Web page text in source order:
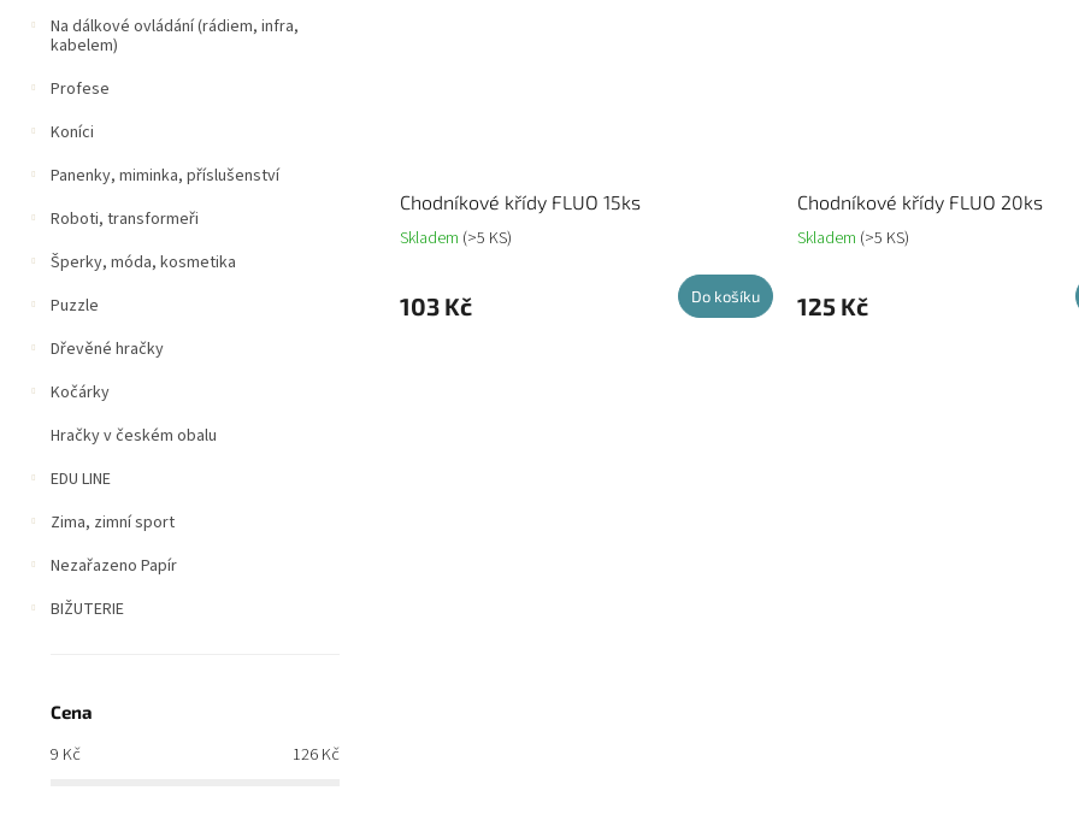
Na dálkové ovládání (rádiem, infra,
kabelem)
Profese
Koníci
Panenky, miminka, příslušenství
Roboti, transformeři
Šperky, móda, kosmetika
Puzzle
Dřevěné hračky
Kočárky
Hračky v českém obalu
EDU LINE
Zima, zimní sport
Nezařazeno Papír
BIŽUTERIE
Cena
9 Kč 126 Kč
Chodníkové křídy FLUO 15ks
Skladem (>5 KS)
103 Kč Do košíku
Chodníkové křídy FLUO 20ks
Skladem (>5 KS)
125 Kč